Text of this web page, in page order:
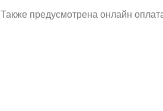
Также предусмотрена онлайн